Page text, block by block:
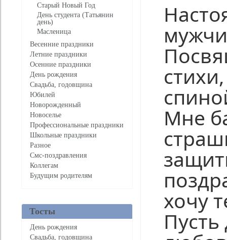
Старый Новый Год
День студента (Татьянин
день)
Масленица
Весенние праздники
Летние праздники
Осенние праздники
День рождения
Свадьба, годовщина
Юбилей
Новорожденный
Новоселье
Профессиональные праздники
Школьные праздники
Разное
Смс-поздравления
Коллегам
Будущим родителям
Тосты
День рождения
Свадьба, годовщина
Мне
хочу